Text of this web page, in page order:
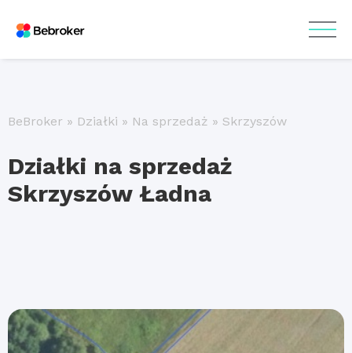
BeBroker » Działki » Na sprzedaż » Skrzyszów
Działki na sprzedaż
Skrzyszów Ładna